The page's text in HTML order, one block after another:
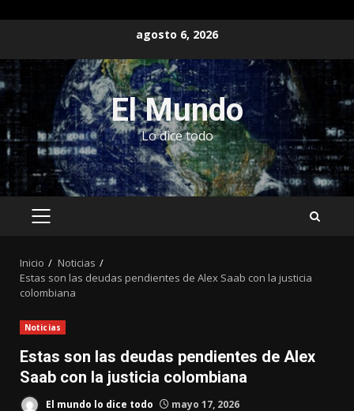
contenido
agosto 6, 2026
El Mundo
Lo dice todo
MENÚ
Inicio
Noticias
Estas son las deudas pendientes de Alex Saab con la justicia
colombiana
Noticias
Estas son las deudas pendientes de Alex
Saab con la justicia colombiana
El mundo lo dice todo mayo 17, 2026